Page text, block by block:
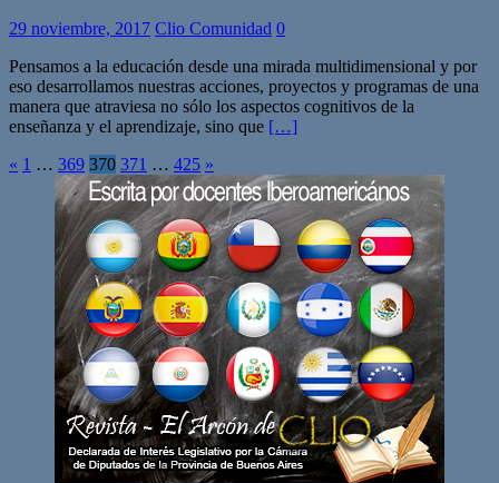
29 noviembre, 2017 Clio Comunidad 0
Pensamos a la educación desde una mirada multidimensional y por
eso desarrollamos nuestras acciones, proyectos y programas de una
manera que atraviesa no sólo los aspectos cognitivos de la
enseñanza y el aprendizaje, sino que […]
Paginación
entradas
« 1 … 369 370 371 … 425 »